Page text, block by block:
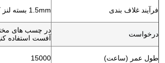
فرآیند غلاف بندی 1.5mm بسته لنز کوارتز درجه حرارت بالا
درخواست
آفست استفاده
طول عمر (ساعت) 15000